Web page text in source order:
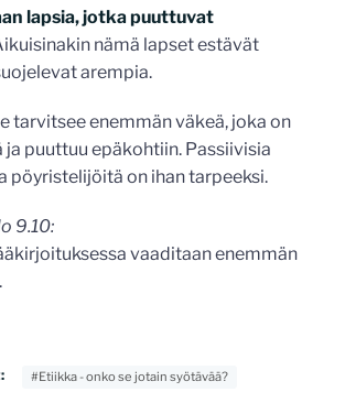
lapsia, jotka puuttuvat
nämä lapset estävät
arempia.
tarvitsee enemmän väkeä, joka on
puuttuu epäkohtiin. Passiivisia
pöyristelijöitä on ihan tarpeeksi.
9.10:
vaaditaan enemmän
#Etiikka - onko se jotain syötävää?